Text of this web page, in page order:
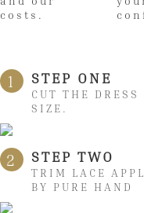
costs.
1 STEP ONE
CUT THE DRESS
SIZE.
2 STEP TWO
TRIM LACE
BY PURE HAND